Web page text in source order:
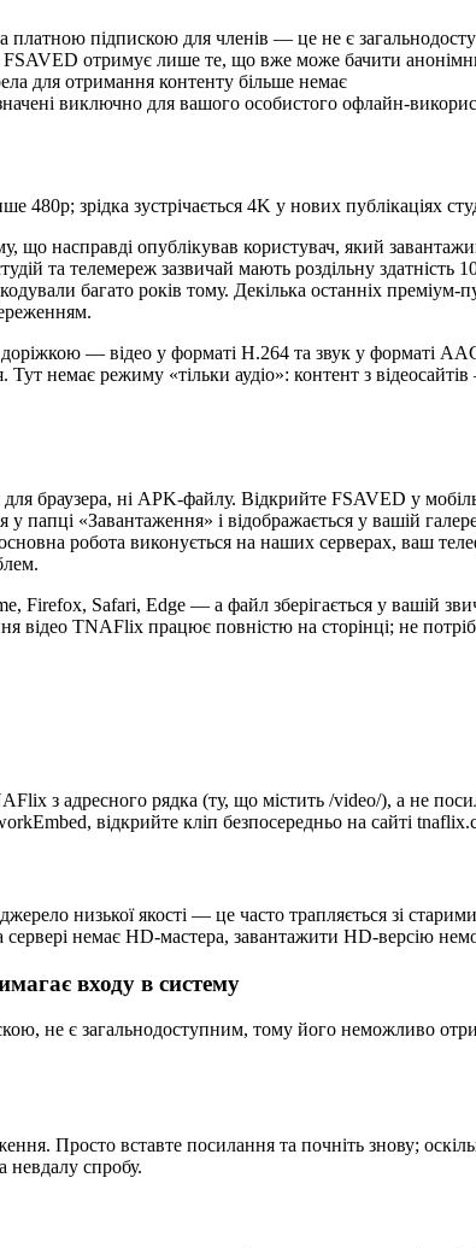
підпискою для членів — це не є
отримує лише те, що вже може бачити
для отримання контенту більше немає
виключно для вашого особистого офлайн-
зрідка зустрічається 4K у нових публікаціях
що насправді опублікував користувач, який
та телемереж зазвичай мають роздільну
багато років тому. Декілька останніх
— відео у форматі H.264 та звук у форматі
немає режиму «тільки аудіо»: контент з
браузера, ні APK-файлу. Відкрийте FSAVED у
папці «Завантаження» і відображається у вашій
робота виконується на наших серверах, ваш
Firefox, Safari, Edge — а файл зберігається у вашій
відео TNAFlix працює повністю на сторінці; не
з адресного рядка (ту, що містить /video/), а не
відкрийте кліп безпосередньо на сайті
низької якості — це часто трапляється зі
немає HD-мастера, завантажити HD-версію
входу в систему
не є загальнодоступним, тому його неможливо
Просто вставте посилання та почніть знову;
невдалу спробу.